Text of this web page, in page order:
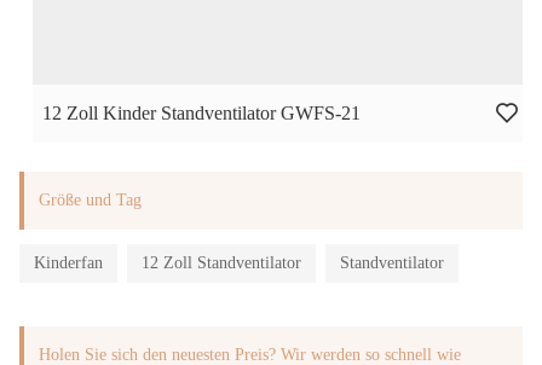
12 Zoll Kinder Standventilator GWFS-21
Größe und Tag
Kinderfan 12 Zoll Standventilator Standventilator
Holen Sie sich den neuesten Preis? Wir werden so schnell wie